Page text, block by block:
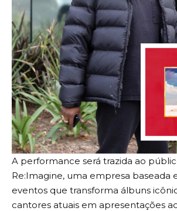
A performance será trazida ao
Re:Imagine, uma empresa baseada
eventos que transforma álbuns
cantores atuais em apresentações